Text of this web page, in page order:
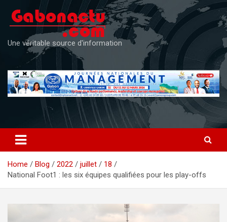
content
Une véritable source d'information
Home Blog 2022 juillet
18
National Foot1 : les six équipes qualifiées pour les play-offs